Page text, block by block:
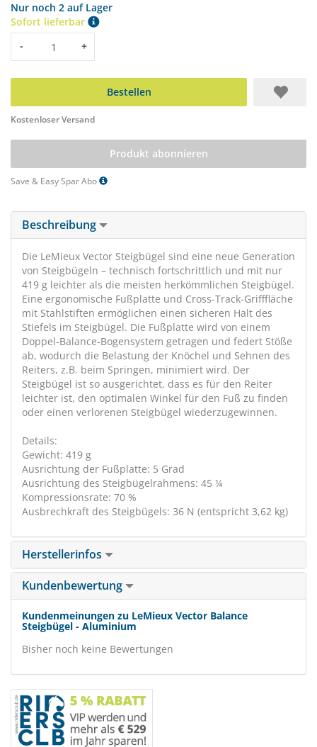
Nur noch 2 auf Lager
Sofort lieferbar
Menge
- +
Bestellen
Kostenloser Versand
Produkt abonnieren
Save & Easy Spar Abo
Beschreibung
Die LeMieux Vector Steigbügel sind eine neue Generation
von Steigbügeln – technisch fortschrittlich und mit nur
419 g leichter als die meisten herkömmlichen Steigbügel.
Eine ergonomische Fußplatte und Cross-Track-Grifffläche
mit Stahlstiften ermöglichen einen sicheren Halt des
Stiefels im Steigbügel. Die Fußplatte wird von einem
Doppel-Balance-Bogensystem getragen und federt Stöße
ab, wodurch die Belastung der Knöchel und Sehnen des
Reiters, z.B. beim Springen, minimiert wird. Der
Steigbügel ist so ausgerichtet, dass es für den Reiter
leichter ist, den optimalen Winkel für den Fuß zu finden
oder einen verlorenen Steigbügel wiederzugewinnen.
Details:
Gewicht: 419 g
Ausrichtung der Fußplatte: 5 Grad
Ausrichtung des Steigbügelrahmens: 45 ¼
Kompressionsrate: 70 %
Ausbrechkraft des Steigbügels: 36 N (entspricht 3,62 kg)
Herstellerinfos
Kundenbewertung
Kundenmeinungen zu LeMieux Vector Balance
Steigbügel - Aluminium
Bisher noch keine Bewertungen